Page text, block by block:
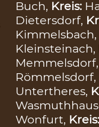
Buch, Kreis:
Dietersdorf,
Kimmelsbach,
Kleinsteinach,
Memmelsdorf,
Römmelsdorf,
Untertheres,
Wonfurt, Kreis: